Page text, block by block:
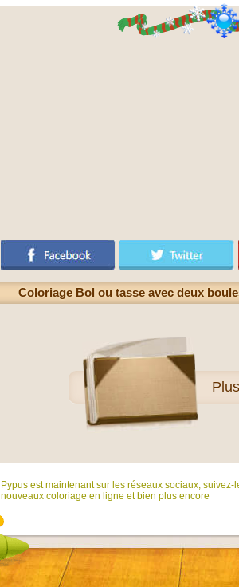
Coloriage Bol ou tasse avec deux
Plus
Pypus est maintenant sur ​​les réseaux sociaux, suivez-
nouveaux coloriage en ligne et bien plus encore